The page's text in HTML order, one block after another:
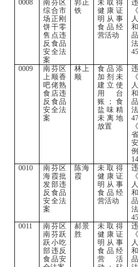
0008
南芬区
综合市
场正刚
饼干零
售点违
反食品
安全法
案
郭正
铁
未取得
健康证
明从事
食品经
营活动
0009
南芬区
上顺香
吧佬熟
食店违
反食品
安全法
案
林上
顺
食品添
加剂未
建立使
用台
账；食
盐味精
未离地
放置
0010
南芬区
海霞批
发部违
反食品
安全法
案
陈海
霞
未取得
健康证
明从事
食品经
营活动
0011
南芬区
南芬跃
跃小吃
部违反
食品安
郝景
胜
未取得
健康证
明从事
食品经
营活